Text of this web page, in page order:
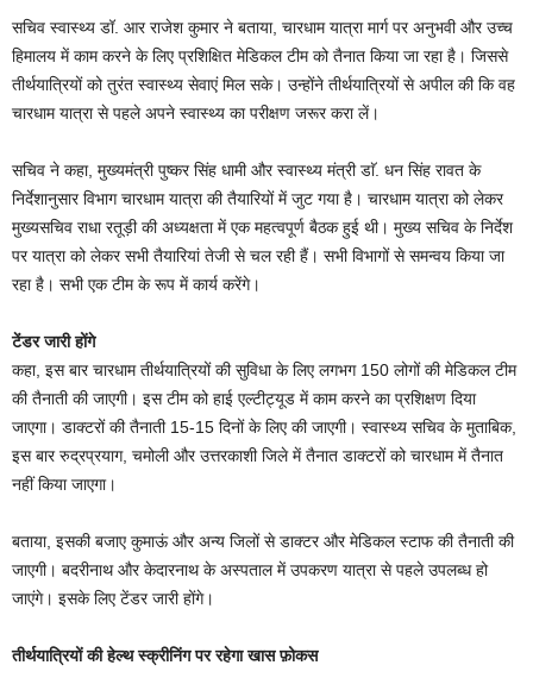
सचिव स्वास्थ्य डॉ. आर राजेश कुमार ने बताया, चारधाम यात्रा मार्ग पर अनुभवी और उच्च
हिमालय में काम करने के लिए प्रशिक्षित मेडिकल टीम को तैनात किया जा रहा है। जिससे
तीर्थयात्रियों को तुरंत स्वास्थ्य सेवाएं मिल सके। उन्होंने तीर्थयात्रियों से अपील की कि वह
चारधाम यात्रा से पहले अपने स्वास्थ्य का परीक्षण जरूर करा लें।
सचिव ने कहा, मुख्यमंत्री पुष्कर सिंह धामी और स्वास्थ्य मंत्री डाॅ. धन सिंह रावत के
निर्देशानुसार विभाग चारधाम यात्रा की तैयारियों में जुट गया है। चारधाम यात्रा को लेकर
मुख्यसचिव राधा रतूड़ी की अध्यक्षता में एक महत्वपूर्ण बैठक हुई थी। मुख्य सचिव के निर्देश
पर यात्रा को लेकर सभी तैयारियां तेजी से चल रही हैं। सभी विभागों से समन्वय किया जा
रहा है। सभी एक टीम के रूप में कार्य करेंगे।
टेंडर जारी होंगे
कहा, इस बार चारधाम तीर्थयात्रियों की सुविधा के लिए लगभग 150 लोगों की मेडिकल टीम
की तैनाती की जाएगी। इस टीम को हाई एल्टीट्यूड में काम करने का प्रशिक्षण दिया
जाएगा। डाक्टरों की तैनाती 15-15 दिनों के लिए की जाएगी। स्वास्थ्य सचिव के मुताबिक,
इस बार रुद्रप्रयाग, चमोली और उत्तरकाशी जिले में तैनात डाक्टरों को चारधाम में तैनात
नहीं किया जाएगा।
बताया, इसकी बजाए कुमाऊं और अन्य जिलों से डाक्टर और मेडिकल स्टाफ की तैनाती की
जाएगी। बदरीनाथ और केदारनाथ के अस्पताल में उपकरण यात्रा से पहले उपलब्ध हो
जाएंगे। इसके लिए टेंडर जारी होंगे।
तीर्थयात्रियों की हेल्थ स्क्रीनिंग पर रहेगा खास फ़ोकस